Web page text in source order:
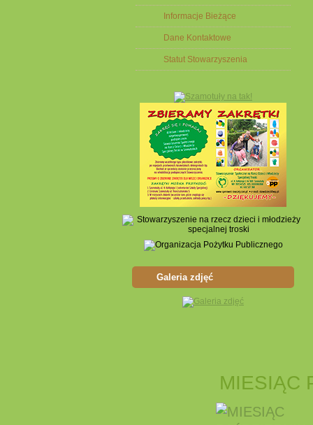
Informacje Bieżące
Dane Kontaktowe
Statut Stowarzyszenia
Galeria zdjęć
MIESIĄC